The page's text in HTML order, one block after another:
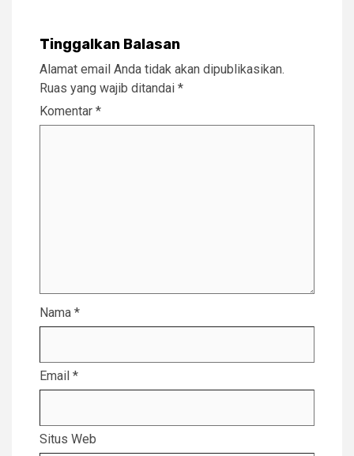
Tinggalkan Balasan
Alamat email Anda tidak akan dipublikasikan.
Ruas yang wajib ditandai *
Komentar *
Nama *
Email *
Situs Web